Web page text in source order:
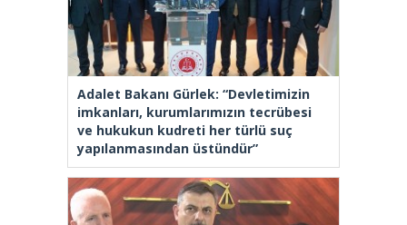
Adalet Bakanı Gürlek: “Devletimizin
imkanları, kurumlarımızın tecrübesi
ve hukukun kudreti her türlü suç
yapılanmasından üstündür”